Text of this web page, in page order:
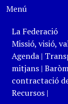
Menú
La Federació
Missió, visió,
Agenda |
mitjans|
contractació
Recursos|